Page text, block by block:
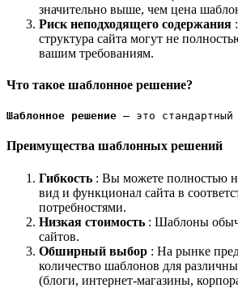
значительно выше, чем цена
Риск неподходящего содержания
структура сайта могут не
вашим требованиям.
Что такое шаблонное решение?
Шаблонное решение — это
Преимущества шаблонных решений
Гибкость : Вы можете полностью
вид и функционал сайта в
потребностями.
Низкая стоимость : Шаблоны
сайтов.
Обширный выбор : На рынке
количество шаблонов для
(блоги, интернет-магазины,